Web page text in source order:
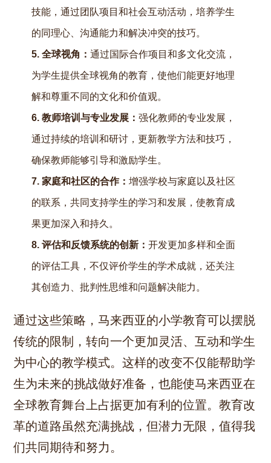
技能，通过团队项目和社会互动活动，培养学生
的同理心、沟通能力和解决冲突的技巧。
5. 全球视角：通过国际合作项目和多文化交流，
为学生提供全球视角的教育，使他们能更好地理
解和尊重不同的文化和价值观。
6. 教师培训与专业发展：强化教师的专业发展，
通过持续的培训和研讨，更新教学方法和技巧，
确保教师能够引导和激励学生。
7. 家庭和社区的合作：增强学校与家庭以及社区
的联系，共同支持学生的学习和发展，使教育成
果更加深入和持久。
8. 评估和反馈系统的创新：开发更加多样和全面
的评估工具，不仅评价学生的学术成就，还关注
其创造力、批判性思维和问题解决能力。
通过这些策略，马来西亚的小学教育可以摆脱
传统的限制，转向一个更加灵活、互动和学生
为中心的教学模式。这样的改变不仅能帮助学
生为未来的挑战做好准备，也能使马来西亚在
全球教育舞台上占据更加有利的位置。教育改
革的道路虽然充满挑战，但潜力无限，值得我
们共同期待和努力。